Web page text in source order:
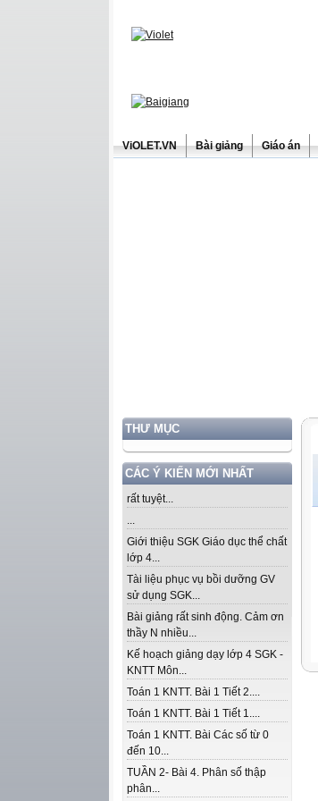
ViOLET.VN Bài giảng Giáo án
THƯ MỤC
CÁC Ý KIẾN MỚI NHẤT
rất tuyệt...
...
Giới thiệu SGK Giáo dục thể chất
lớp 4...
Tài liệu phục vụ bồi dưỡng GV
sử dụng SGK...
Bài giảng rất sinh động. Cảm ơn
thầy N nhiều...
Kế hoạch giảng dạy lớp 4 SGK -
KNTT Môn...
Toán 1 KNTT. Bài 1 Tiết 2....
Toán 1 KNTT. Bài 1 Tiết 1....
Toán 1 KNTT. Bài Các số từ 0
đến 10...
TUẦN 2- Bài 4. Phân số thập
phân...